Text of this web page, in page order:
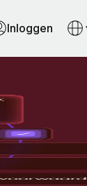
Inloggen
kunt uitvoeren.